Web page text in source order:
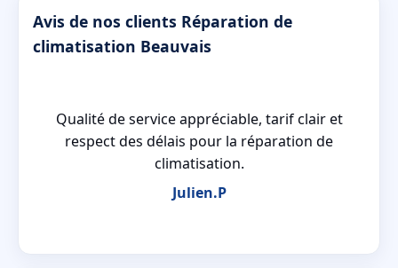
Avis de nos clients Réparation de
climatisation Beauvais
Qualité de service appréciable, tarif clair et
respect des délais pour la réparation de
climatisation.
Julien.P